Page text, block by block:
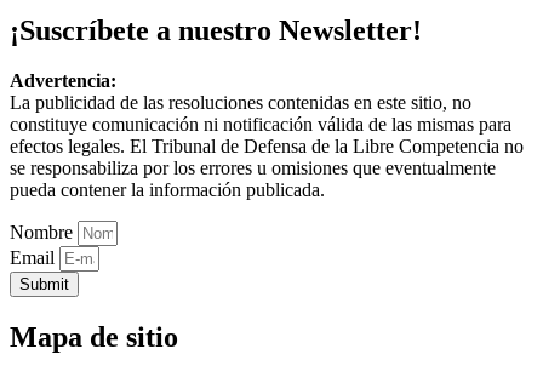
¡Suscríbete a nuestro Newsletter!
Advertencia:
La publicidad de las resoluciones contenidas en este sitio, no
constituye comunicación ni notificación válida de las mismas para
efectos legales. El Tribunal de Defensa de la Libre Competencia no
se responsabiliza por los errores u omisiones que eventualmente
pueda contener la información publicada.
Nombre
Email
Submit
Mapa de sitio